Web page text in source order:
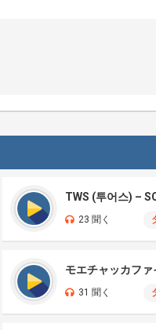
TWS (투어스) –
23 聞く
31 聞く